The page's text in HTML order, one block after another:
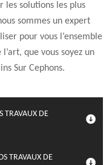
les solutions les plus
sommes un expert
pour vous l’ensemble
que vous soyez un
Sur Cephons.
TRAVAUX DE
TRAVAUX DE